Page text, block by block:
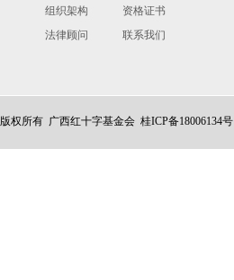
组织架构
资格证书
法律顾问
联系我们
版权所有 广西红十字基金会 桂ICP备18006134号